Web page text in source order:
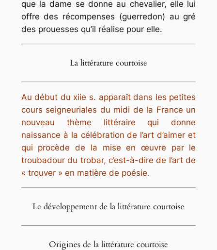
que la dame se donne au chevalier, elle lui
offre des récompenses (guerredon) au gré
des prouesses qu’il réalise pour elle.
La littérature courtoise
Au début du xiie s. apparaît dans les petites
cours seigneuriales du midi de la France un
nouveau thème littéraire qui donne
naissance à la célébration de l’art d’aimer et
qui procède de la mise en œuvre par le
troubadour du trobar, c’est-à-dire de l’art de
« trouver » en matière de poésie.
Le développement de la littérature courtoise
Origines de la littérature courtoise